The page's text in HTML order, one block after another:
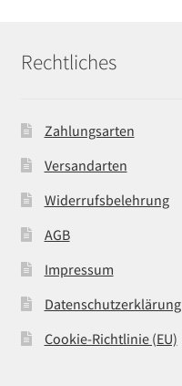
Rechtliches
Zahlungsarten
Versandarten
Widerrufsbelehrung
AGB
Impressum
Datenschutzerklärung
Cookie-Richtlinie (EU)